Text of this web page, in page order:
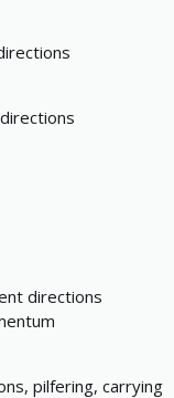
directions
pilfering, carrying